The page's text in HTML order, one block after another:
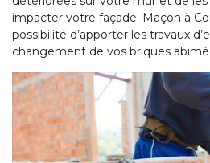
impacter votre façade. Maçon à
possibilité d’apporter les travaux
changement de vos briques